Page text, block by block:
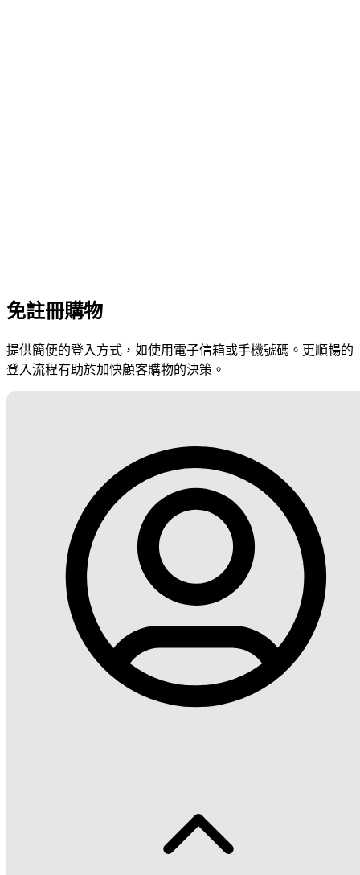
免註冊購物
提供簡便的登入方式，如使用電子信箱或手機號碼。更順暢的
登入流程有助於加快顧客購物的決策。